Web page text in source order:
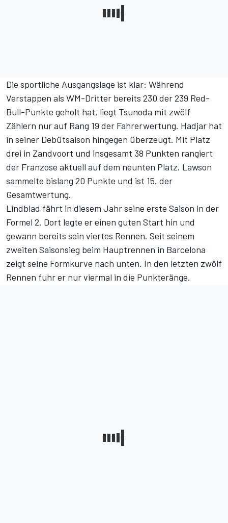
Die sportliche Ausgangslage ist klar: Während
Verstappen als WM-Dritter bereits 230 der 239 Red-
Bull-Punkte geholt hat, liegt Tsunoda mit zwölf
Zählern nur auf Rang 19 der Fahrerwertung. Hadjar hat
in seiner Debütsaison hingegen überzeugt. Mit Platz
drei in Zandvoort und insgesamt 38 Punkten rangiert
der Franzose aktuell auf dem neunten Platz. Lawson
sammelte bislang 20 Punkte und ist 15. der
Gesamtwertung.
Lindblad fährt in diesem Jahr seine erste Saison in der
Formel 2. Dort legte er einen guten Start hin und
gewann bereits sein viertes Rennen. Seit seinem
zweiten Saisonsieg beim Hauptrennen in Barcelona
zeigt seine Formkurve nach unten. In den letzten zwölf
Rennen fuhr er nur viermal in die Punkteränge.